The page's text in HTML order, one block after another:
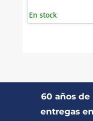
En stock
60 años
entregas